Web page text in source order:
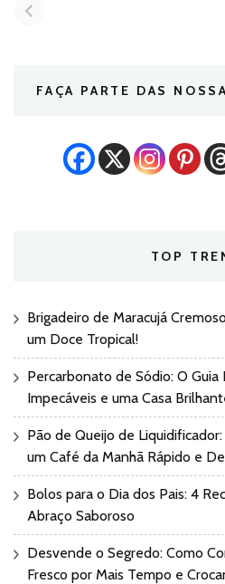
FAÇA PARTE DAS
TOP
Brigadeiro de Maracujá
um Doce Tropical!
Percarbonato de Sódio: O
Impecáveis e uma Casa
Pão de Queijo de
um Café da Manhã Rápido e
Bolos para o Dia dos Pais: 4
Abraço Saboroso
Desvende o Segredo: Como
Fresco por Mais Tempo e